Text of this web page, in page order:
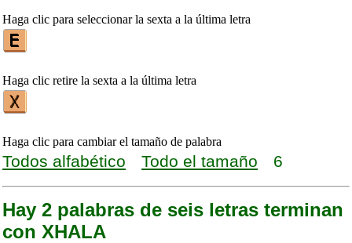
Haga clic para seleccionar la sexta a la última letra
Haga clic retire la sexta a la última letra
Haga clic para cambiar el tamaño de palabra
Todos alfabético Todo el tamaño 6
Hay 2 palabras de seis letras terminan
con XHALA